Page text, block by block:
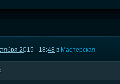
2015 - 18:48 в Мастерская